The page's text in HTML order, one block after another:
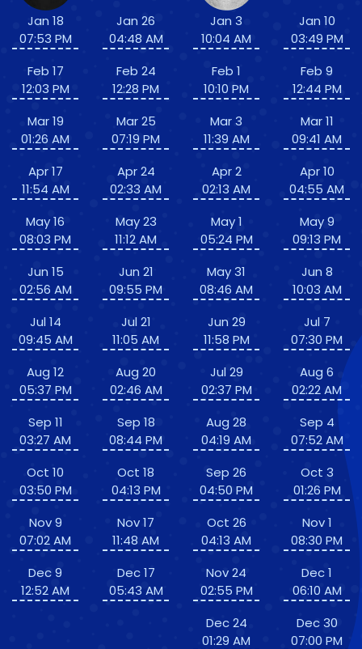
Jan 18
07:53 PM
Feb 17
12:03 PM
Mar 19
01:26 AM
Apr 17
11:54 AM
May 16
08:03 PM
Jun 15
02:56 AM
Jul 14
09:45 AM
Aug 12
05:37 PM
Sep 11
03:27 AM
Oct 10
03:50 PM
Nov 9
07:02 AM
Dec 9
12:52 AM
Jan 26
04:48 AM
Feb 24
12:28 PM
Mar 25
07:19 PM
Apr 24
02:33 AM
May 23
11:12 AM
Jun 21
09:55 PM
Jul 21
11:05 AM
Aug 20
02:46 AM
Sep 18
08:44 PM
Oct 18
04:13 PM
Nov 17
11:48 AM
Dec 17
05:43 AM
Jan 3
10:04 AM
Feb 1
10:10 PM
Mar 3
11:39 AM
Apr 2
02:13 AM
May 1
05:24 PM
May 31
08:46 AM
Jun 29
11:58 PM
Jul 29
02:37 PM
Aug 28
04:19 AM
Sep 26
04:50 PM
Oct 26
04:13 AM
Nov 24
02:55 PM
Dec 24
01:29 AM
Jan 10
03:49 PM
Feb 9
12:44 PM
Mar 11
09:41 AM
Apr 10
04:55 AM
May 9
09:13 PM
Jun 8
10:03 AM
Jul 7
07:30 PM
Aug 6
02:22 AM
Sep 4
07:52 AM
Oct 3
01:26 PM
Nov 1
08:30 PM
Dec 1
06:10 AM
Dec 30
07:00 PM